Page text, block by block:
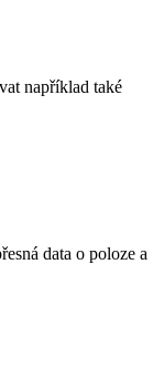
například také
data o poloze a